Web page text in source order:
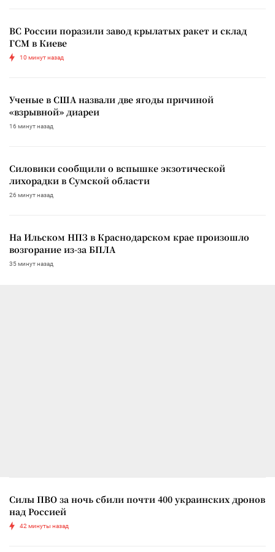
ВС России поразили завод крылатых ракет и склад
ГСМ в Киеве
10 минут назад
Ученые в США назвали две ягоды причиной
«взрывной» диареи
16 минут назад
Силовики сообщили о вспышке экзотической
лихорадки в Сумской области
26 минут назад
На Ильском НПЗ в Краснодарском крае произошло
возгорание из-за БПЛА
35 минут назад
Силы ПВО за ночь сбили почти 400 украинских дронов
над Россией
42 минуты назад